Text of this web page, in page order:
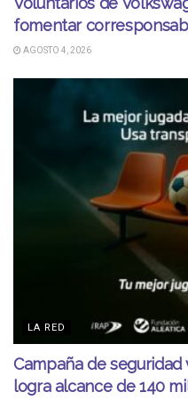
fomentar
AGOSTO 4, 2026
LA RED
Campaña de seguridad
logra alcance de 140